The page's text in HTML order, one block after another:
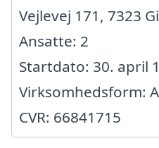
Vejlevej 171, 7323
Ansatte: 2
Startdato: 30. april
Virksomhedsform:
CVR: 66841715